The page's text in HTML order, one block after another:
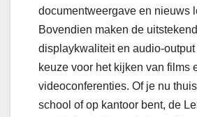
documentweergave en nieuws
Bovendien maken de
displaykwaliteit en audio-
keuze voor het kijken van films
videoconferenties. Of je nu
school of op kantoor bent, de